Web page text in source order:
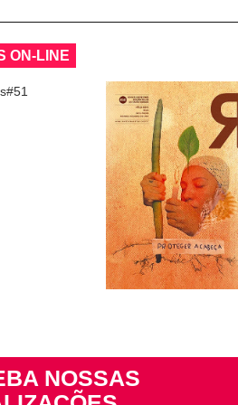
ON-LINE
NOSSAS